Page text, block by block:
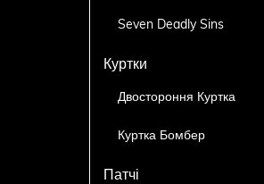
Seven Deadly Sins
Куртки
Двостороння Куртка
Куртка Бомбер
Патчі